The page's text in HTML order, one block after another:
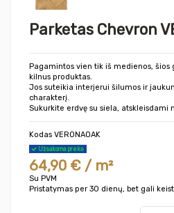
Parketas Chevron
Pagamintos vien tik iš medienos, šios
kilnus produktas.
Jos suteikia interjerui šilumos ir
charakterį.
Sukurkite erdvę su siela, atskleisdami
Kodas VERONAOAK
Užsakoma prekė
64,90 € / m²
Su PVM
Pristatymas per 30 dienų, bet gali